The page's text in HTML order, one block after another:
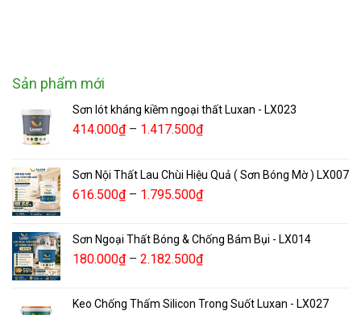
Sản phẩm mới
Sơn lót kháng kiềm ngoại thất Luxan - LX023
414.000₫– 1.417.500₫
Sơn Nội Thất Lau Chùi Hiệu Quả ( Sơn Bóng Mờ ) LX007
616.500₫– 1.795.500₫
Sơn Ngoại Thất Bóng & Chống Bám Bụi - LX014
180.000₫– 2.182.500₫
Keo Chống Thấm Silicon Trong Suốt Luxan - LX027